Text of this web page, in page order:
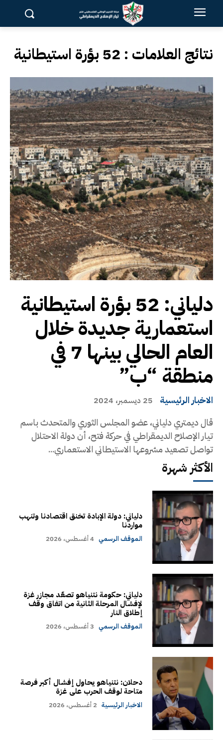
نتائج العلامات : 52 بؤرة استيطانية
دلياني: 52 بؤرة استيطانية
استعمارية جديدة خلال
العام الحالي بينها 7 في
منطقة “ب”
الاخبار الرئيسية 25 ديسمبر، 2024
قال ديمتري دلياني، عضو المجلس الثوري والمتحدث باسم
تيار الإصلاح الديمقراطي في حركة فتح، أن دولة الاحتلال
تواصل تصعيد مشروعها الاستيطاني الاستعماري...
الأكثر شهرة
دلياني: دولة الإبادة تخنق اقتصادنا وتنهب
مواردنا
الموقف الرسمي 4 أغسطس، 2026
دلياني: حكومة نتنياهو تصعّد مجازر غزة
لإفشال المرحلة الثانية من اتفاق وقف
إطلاق النار
الموقف الرسمي 3 أغسطس، 2026
دحلان: نتنياهو يحاول إفشال أكبر فرصة
متاحة لوقف الحرب على غزة
الاخبار الرئيسية 2 أغسطس، 2026